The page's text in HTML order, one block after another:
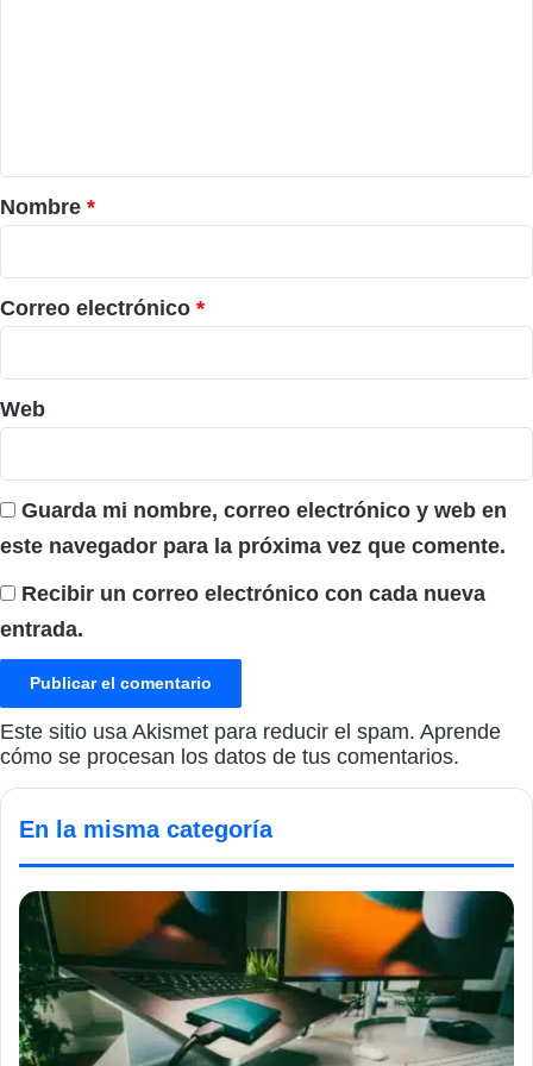
r
i
o
*
Nombre *
Correo electrónico *
Web
Guarda mi nombre, correo electrónico y web en
este navegador para la próxima vez que comente.
Recibir un correo electrónico con cada nueva
entrada.
Este sitio usa Akismet para reducir el spam. Aprende
cómo se procesan los datos de tus comentarios.
En la misma categoría